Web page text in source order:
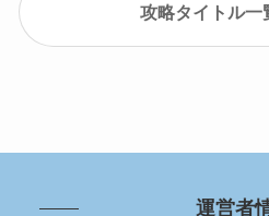
攻略タイトル一
運営者